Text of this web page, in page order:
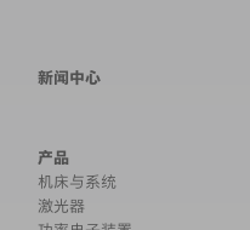
新闻中心
产品
机床与系统
激光器